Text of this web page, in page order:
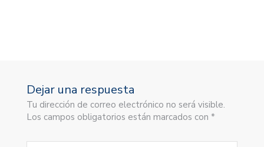
Dejar una respuesta
Tu dirección de correo electrónico no será visible.
Los campos obligatorios están marcados con *